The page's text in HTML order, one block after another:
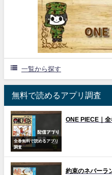
一覧から探す
無料で読めるアプリ調査
全巻無料で読めるアプリ
調査
ONE PIECE｜全
約束のネバーラ